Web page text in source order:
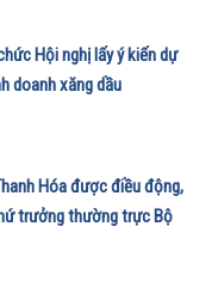
Hội nghị lấy ý kiến dự
doanh xăng dầu
Hóa được điều động,
trưởng thường trực Bộ